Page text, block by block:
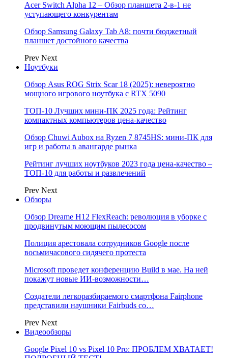
Acer Switch Alpha 12 – Обзор планшета 2-в-1 не
уступающего конкурентам
Обзор Samsung Galaxy Tab A8: почти бюджетный
планшет достойного качества
Prev Next
Ноутбуки
Обзор Asus ROG Strix Scar 18 (2025): невероятно
мощного игрового ноутбука с RTX 5090
ТОП-10 Лучших мини-ПК 2025 года: Рейтинг
компактных компьютеров цена-качество
Обзор Chuwi Aubox на Ryzen 7 8745HS: мини-ПК для
игр и работы в авангарде рынка
Рейтинг лучших ноутбуков 2023 года цена-качество –
ТОП-10 для работы и развлечений
Prev Next
Обзоры
Обзор Dreame H12 FlexReach: революция в уборке с
продвинутым моющим пылесосом
Полиция арестовала сотрудников Google после
восьмичасового сидячего протеста
Microsoft проведет конференцию Build в мае. На ней
покажут новые ИИ-возможности…
Создатели легкоразбираемого смартфона Fairphone
представили наушники Fairbuds со…
Prev Next
Видеообзоры
Google Pixel 10 vs Pixel 10 Pro: ПРОБЛЕМ ХВАТАЕТ!